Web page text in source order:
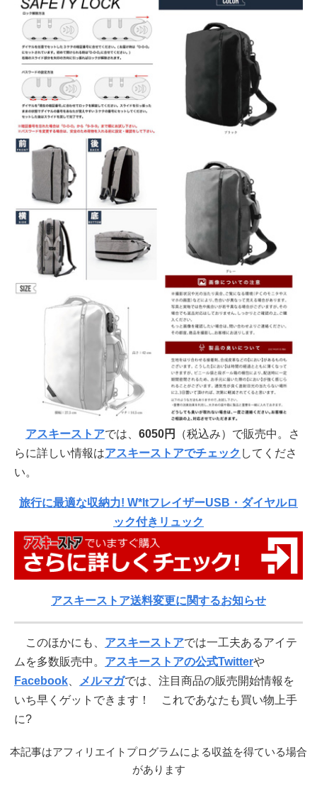
アスキーストアでは、 6050円
（税込み）で販売中。さ
らに詳しい情報はアスキーストアでチェック してくださ
い。
旅行に最適な収納力! W*ltフレイザーUSB・ダイヤルロ
ック付きリュック
アスキーストア送料変更に関するお知らせ
このほかにも、 アスキーストアでは一工夫あるアイテ
ムを多数販売中。 アスキーストアの公式Twitterや
Facebook
メルマガでは、注目商品の販売開始情報を
いち早くゲットできます！ これであなたも買い物上手
に?
本記事はアフィリエイトプログラムによる収益を得ている場合
があります